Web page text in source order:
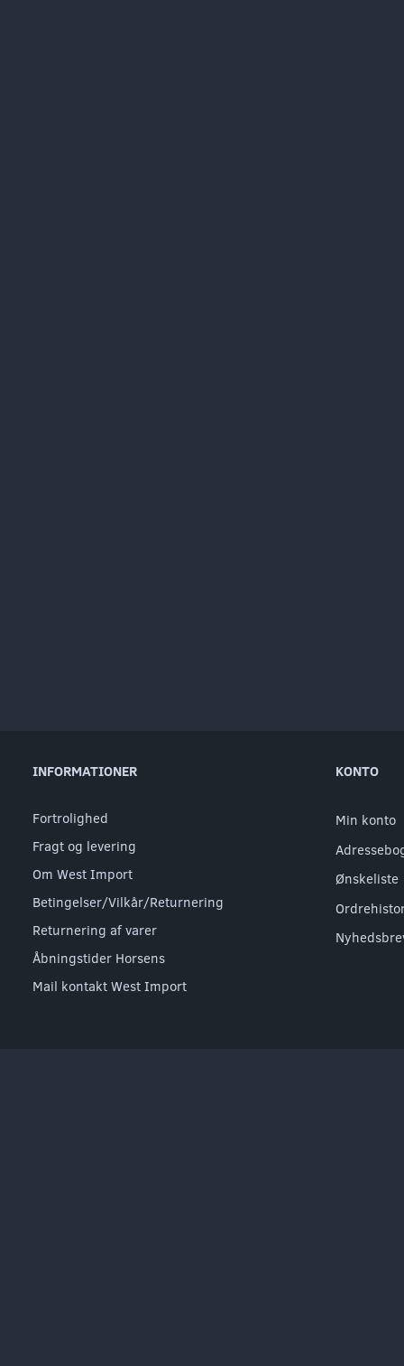
INFORMATIONER
Fortrolighed
Fragt og levering
Om West Import
Betingelser/Vilkår/Returnering
Returnering af varer
Åbningstider Horsens
Mail kontakt West Import
KONTO
Min konto
Ønskeliste